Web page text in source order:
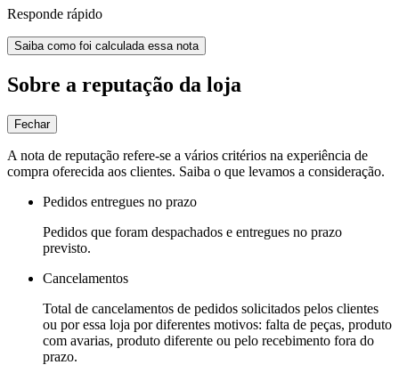
Responde rápido
Saiba como foi calculada essa nota
Sobre a reputação da loja
Fechar
A nota de reputação refere-se a vários critérios na experiência de
compra oferecida aos clientes. Saiba o que levamos a consideração.
Pedidos entregues no prazo
Pedidos que foram despachados e entregues no prazo
previsto.
Cancelamentos
Total de cancelamentos de pedidos solicitados pelos clientes
ou por essa loja por diferentes motivos: falta de peças, produto
com avarias, produto diferente ou pelo recebimento fora do
prazo.